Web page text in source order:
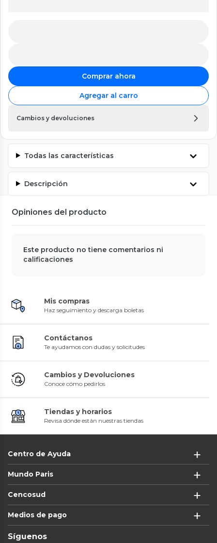
Comprar ahora
Agregar al carro
Cambios y devoluciones
Todas las características
Descripción
Opiniones del producto
Este producto no tiene comentarios ni
calificaciones
Mis compras
Haz seguimiento y descarga boletas
Contáctanos
Te ayudamos con dudas y solicitudes
Cambios y Devoluciones
Conoce cómo pedirlos
Tiendas y horarios
Revisa dónde están nuestras tiendas
Centro de Ayuda
Mundo Paris
Cencosud
Medios de pago
Síguenos